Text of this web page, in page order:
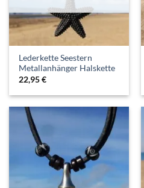
Lederkette Seestern
Metallanhänger Halskette
22,95€